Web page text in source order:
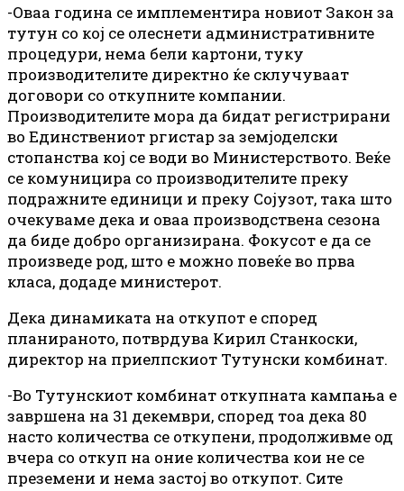
-Оваа година се имплементира новиот Закон за
тутун со кој се олеснети административните
процедури, нема бели картони, туку
производителите директно ќе склучуваат
договори со откупните компании.
Производителите мора да бидат регистрирани
во Единствениот ргистар за земјоделски
стопанства кој се води во Министерството. Веќе
се комуницира со производителите преку
подражните единици и преку Сојузот, така што
очекуваме дека и оваа производствена сезона
да биде добро организирана. Фокусот е да се
произведе род, што е можно повеќе во прва
класа, додаде министерот.
Дека динамиката на откупот е според
планираното, потврдува Кирил Станкоски,
директор на приелпскиот Тутунски комбинат.
-Во Тутунскиот комбинат откупната кампања е
завршена на 31 декември, според тоа дека 80
насто количества се откупени, продолживме од
вчера со откуп на оние количества кои не се
преземени и нема застој во откупот. Сите